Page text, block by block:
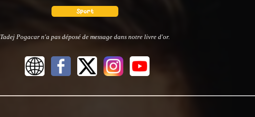
Tadej Pogacar n'a pas déposé de message dans notre livre d'or.